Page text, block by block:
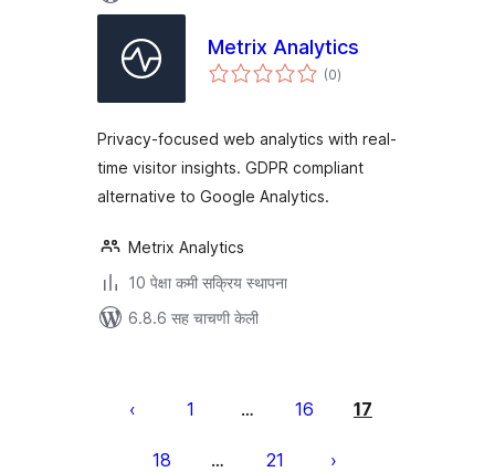
Metrix Analytics
(0एकूण
मूल्यांकन
)
Privacy-focused web analytics with real-
time visitor insights. GDPR compliant
alternative to Google Analytics.
Metrix Analytics
10 पेक्षा कमी सक्रिय स्थापना
6.8.6 सह चाचणी केली
पृष्ठांकन
1 … 16 17
18 … 21